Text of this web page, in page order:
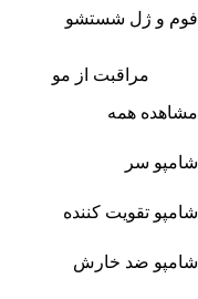
فوم و ژل شستشو
مراقبت از مو
مشاهده همه
شامپو سر
شامپو تقویت کننده
شامپو ضد خارش